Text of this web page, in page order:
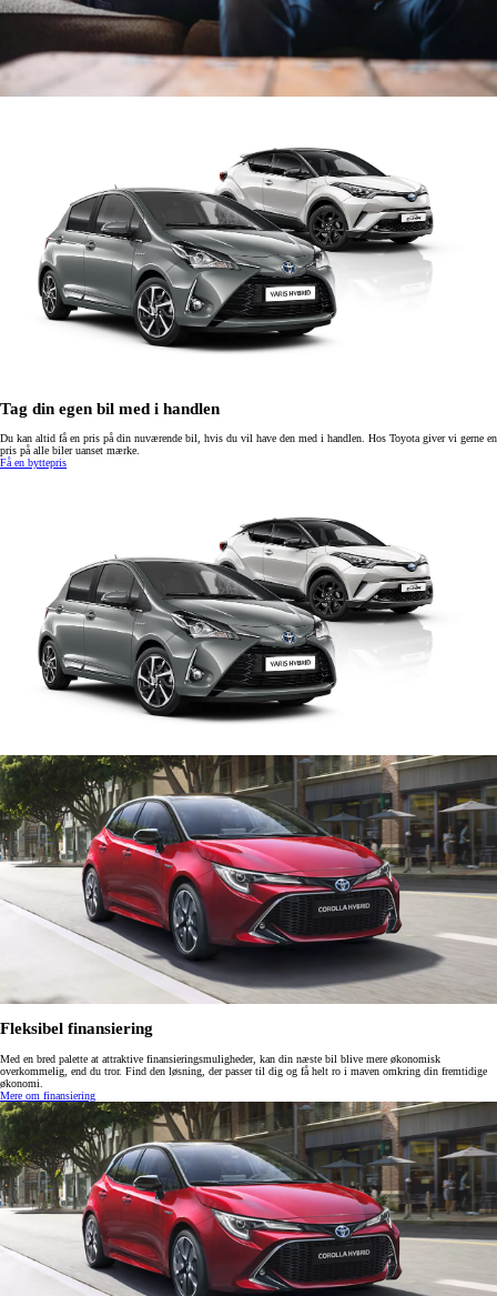
Tag din egen bil med i handlen
Du kan altid få en pris på din nuværende bil, hvis du vil have den med i handlen. Hos Toyota giver vi gerne en
pris på alle biler uanset mærke.
Få en byttepris
Fleksibel finansiering
Med en bred palette at attraktive finansieringsmuligheder, kan din næste bil blive mere økonomisk
overkommelig, end du tror. Find den løsning, der passer til dig og få helt ro i maven omkring din fremtidige
økonomi.
Mere om finansiering